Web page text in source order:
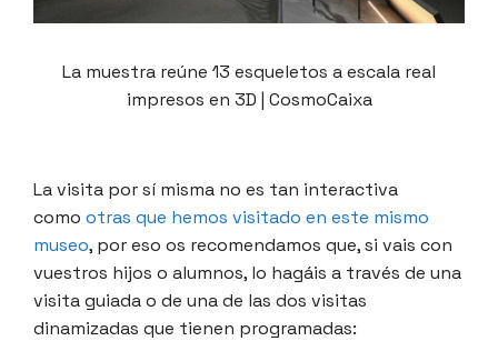
La muestra reúne 13 esqueletos a escala real
impresos en 3D | CosmoCaixa
La visita por sí misma no es tan interactiva
como otras que hemos visitado en este mismo
museo, por eso os recomendamos que, si vais con
vuestros hijos o alumnos, lo hagáis a través de una
visita guiada o de una de las dos visitas
dinamizadas que tienen programadas: